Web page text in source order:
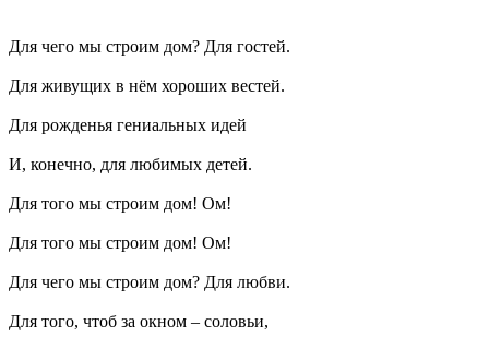
Для чего мы строим дом? Для гостей.
Для живущих в нём хороших вестей.
Для рожденья гениальных идей
И, конечно, для любимых детей.
Для того мы строим дом! Ом!
Для того мы строим дом! Ом!
Для чего мы строим дом? Для любви.
Для того, чтоб за окном – соловьи,